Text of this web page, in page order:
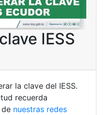
IESS
la clave del IESS.
recuerda
nuestras redes